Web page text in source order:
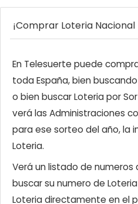
¡Comprar Loteria
En Telesuerte puede
toda España, bien
o bien buscar Loteria por
verá las Administraciones
para ese sorteo del año, la
Loteria.
Verá un listado de
buscar su numero de
Loteria directamente en el